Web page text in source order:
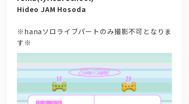
Hideo JAM Hosoda
※hanaソロライブパートのみ撮影不可となりま
す※